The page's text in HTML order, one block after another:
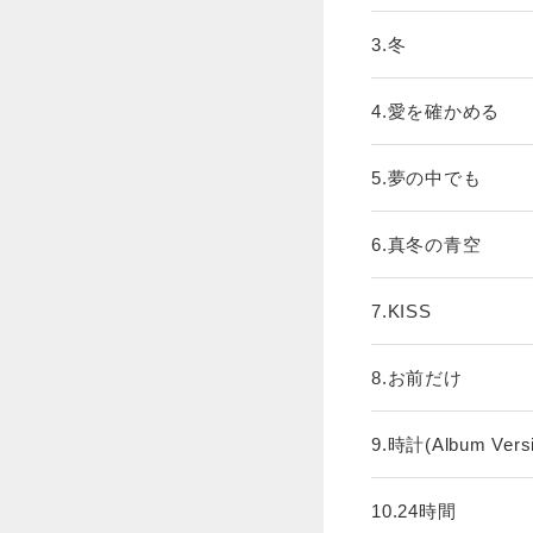
3.冬
4.愛を確かめる
5.夢の中でも
6.真冬の青空
7.KISS
8.お前だけ
9.時計(Album
10.24時間